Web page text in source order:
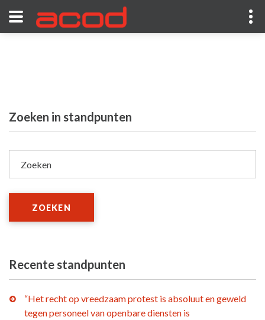
Zoeken in standpunten
Zoeken
ZOEKEN
Recente standpunten
“Het recht op vreedzaam protest is absoluut en geweld
tegen personeel van openbare diensten is